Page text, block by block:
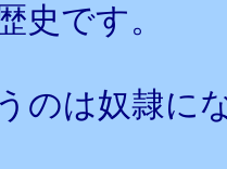
史です。
のは奴隷に